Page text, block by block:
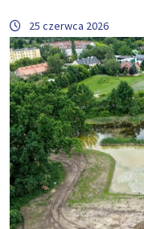
25 czerwca 2026